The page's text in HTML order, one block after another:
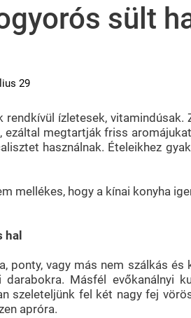
sült
29
ízletesek,
megtartják friss
használnak. Ételeikhez
mellékes, hogy a kínai konyha
hal
ponty, vagy más nem szálkás
darabokra. Másfél
szeleteljünk fel két nagy fej
apróra.